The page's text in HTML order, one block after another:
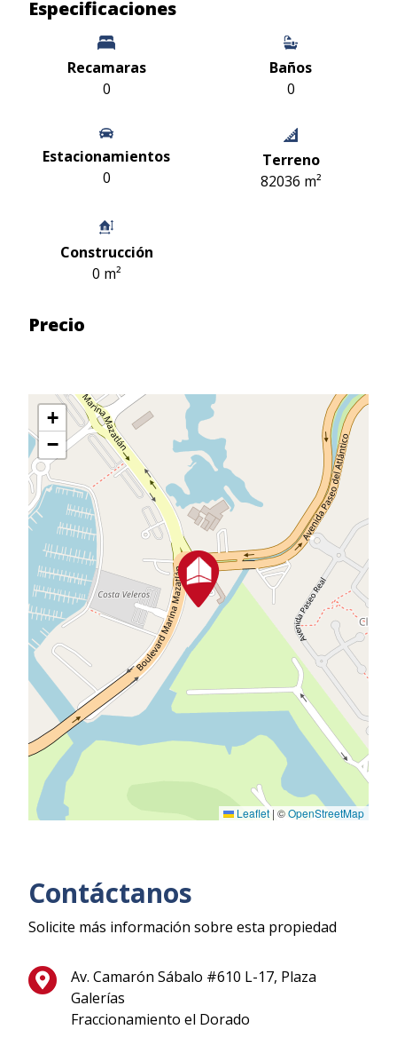
Especificaciones
Recamaras
0
Baños
0
Estacionamientos
0
Terreno
82036 m²
Construcción
0 m²
Precio
+
−
Leaflet | ©OpenStreetMap
Contáctanos
Solicite más información sobre esta propiedad
Av. Camarón Sábalo #610 L-17, Plaza
Galerías
Fraccionamiento el Dorado